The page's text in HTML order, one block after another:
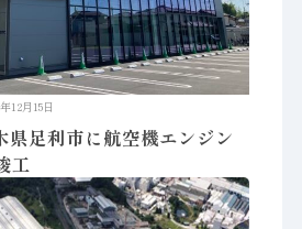
12月15日
足利市に航空機エンジン
工